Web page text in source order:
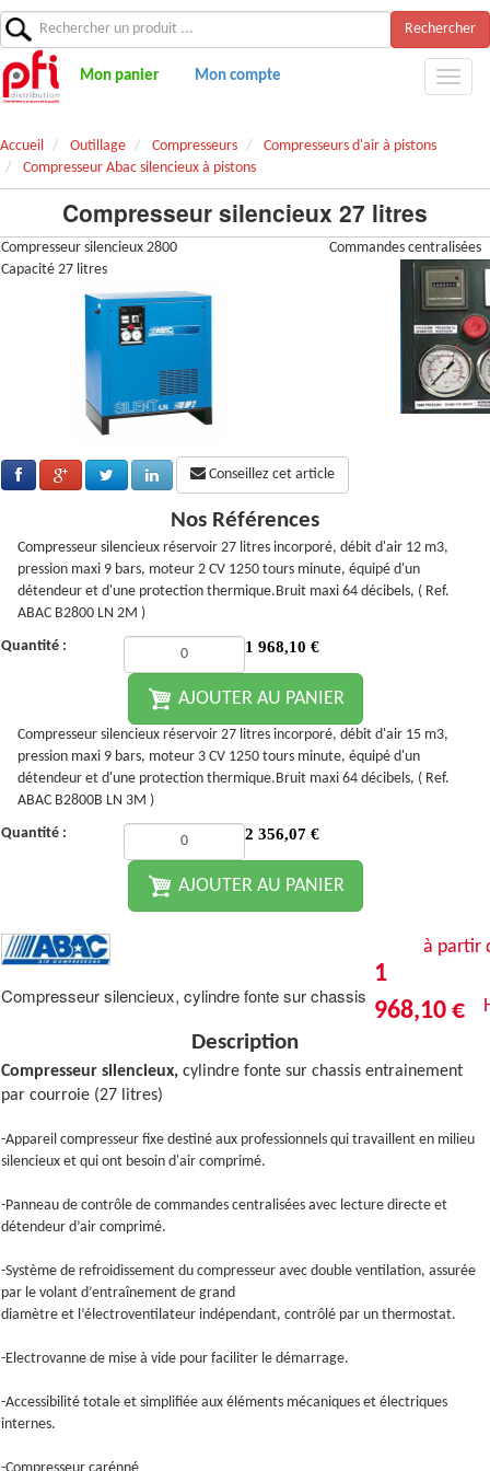
Rechercher
Mon panier Mon compte
Accueil Outillage Compresseurs
Compresseurs d'air à pistons
Compresseur Abac silencieux à pistons
Compresseur silencieux 27 litres
Compresseur silencieux 2800
Capacité 27 litres
Commandes centralisées
Conseillez cet article
Nos Références
Compresseur silencieux réservoir 27 litres incorporé, débit d'air 12 m3,
pression maxi 9 bars, moteur 2 CV 1250 tours minute, équipé d'un
détendeur et d'une protection thermique.Bruit maxi 64 décibels, ( Ref.
ABAC B2800 LN 2M )
Quantité :
1 968,10 €
AJOUTER AU PANIER
Compresseur silencieux réservoir 27 litres incorporé, débit d'air 15 m3,
pression maxi 9 bars, moteur 3 CV 1250 tours minute, équipé d'un
détendeur et d'une protection thermique.Bruit maxi 64 décibels, ( Ref.
ABAC B2800B LN 3M )
Quantité :
2 356,07 €
AJOUTER AU PANIER
à partir
1
968,10 €
Compresseur silencieux, cylindre fonte sur chassis
Description
Compresseur silencieux, cylindre fonte sur chassis entrainement
par courroie (27 litres)
-Appareil compresseur fixe destiné aux professionnels qui travaillent en milieu
silencieux et qui ont besoin d'air comprimé.
-Panneau de contrôle de commandes centralisées avec lecture directe et
détendeur d’air comprimé.
-Système de refroidissement du compresseur avec double ventilation, assurée
par le volant d’entraînement de grand
diamètre et l’électroventilateur indépendant, contrôlé par un thermostat.
-Electrovanne de mise à vide pour faciliter le démarrage.
-Accessibilité totale et simplifiée aux éléments mécaniques et électriques
internes.